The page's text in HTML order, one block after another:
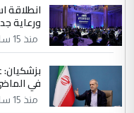
سردار
التعليق : واحد
جنسية الرافد
الموضوع :
مضجعيك يابن الزنا
انطلاقة
ورعاية
منذ 15 ساعة
بزشكيان:
في
منذ 15 ساعة